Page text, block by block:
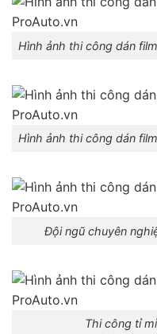
Hình ảnh thi công dán
Hình ảnh thi công dán
Đội ngũ chuyên
Thi công tỉ